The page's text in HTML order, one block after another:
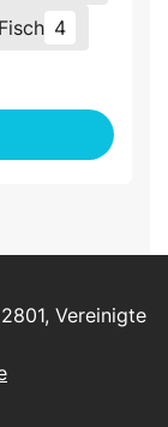
4
Vereinigte